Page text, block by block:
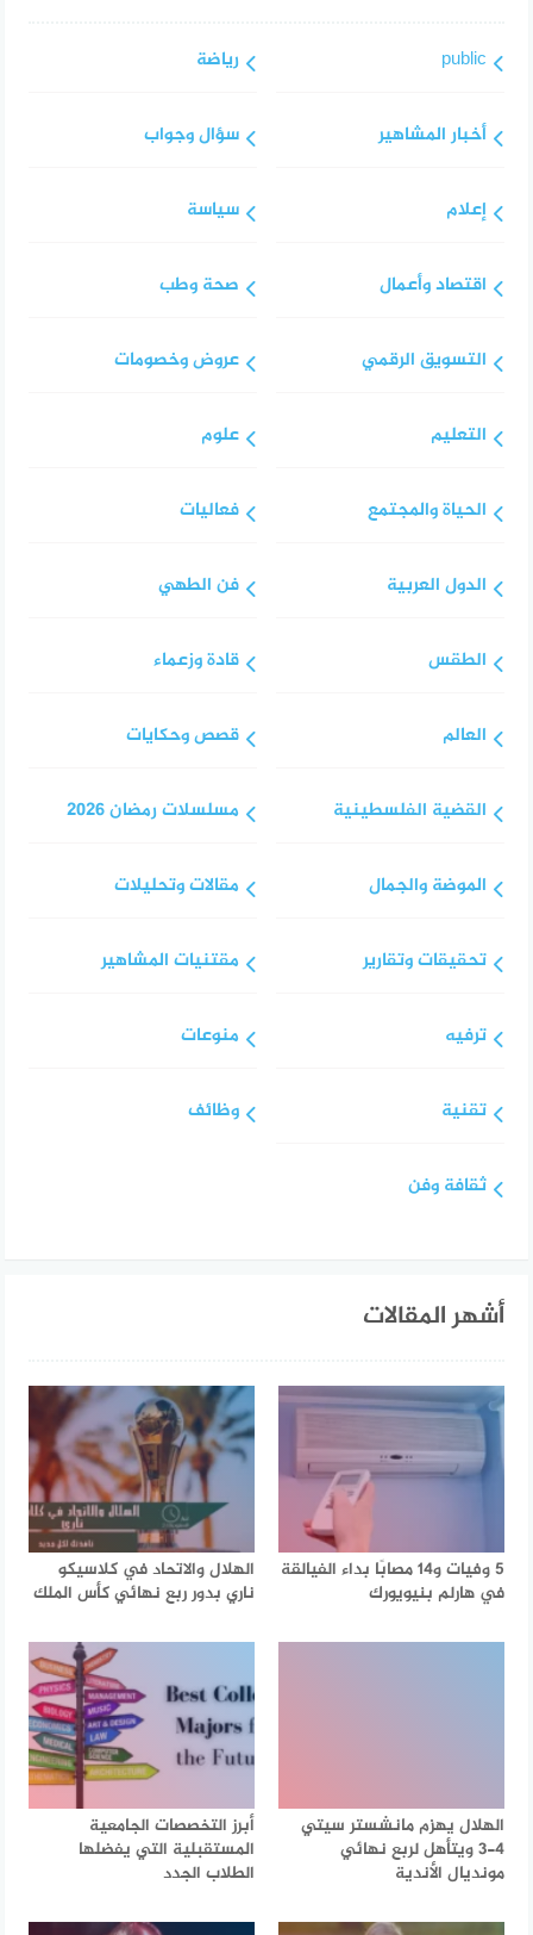
public
أخبار المشاهير
إعلام
اقتصاد وأعمال
التسويق الرقمي
التعليم
الحياة والمجتمع
الدول العربية
الطقس
العالم
القضية الفلسطينية
الموضة والجمال
تحقيقات وتقارير
ترفيه
تقنية
ثقافة وفن
رياضة
سؤال وجواب
سياسة
صحة وطب
عروض وخصومات
علوم
فعاليات
فن الطهي
قادة وزعماء
قصص وحكايات
مسلسلات رمضان 2026
مقالات وتحليلات
مقتنيات المشاهير
منوعات
وظائف
أشهر المقالات
5 وفيات و14 مصابًا بداء الفيالقة
في هارلم بنيويورك
الهلال والاتحاد في كلاسيكو
ناري بدور ربع نهائي كأس الملك
الهلال يهزم مانشستر سيتي
4-3 ويتأهل لربع نهائي
مونديال الأندية
أبرز التخصصات الجامعية
المستقبلية التي يفضلها
الطلاب الجدد